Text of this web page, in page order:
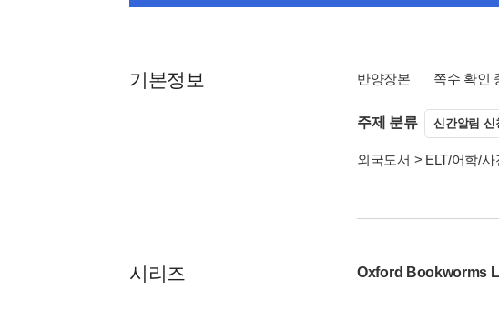
기본정보 반양장본 쪽수 확인
주제 분류 신간알림 신
외국도서 > ELT/어학/사
시리즈 Oxford Bookworms